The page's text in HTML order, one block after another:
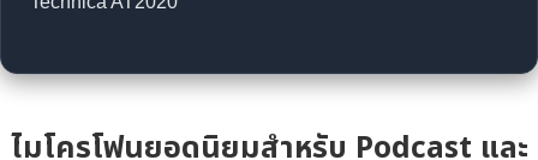
ไมโครโฟนยอดนิยมสำหรับ Podcast และ